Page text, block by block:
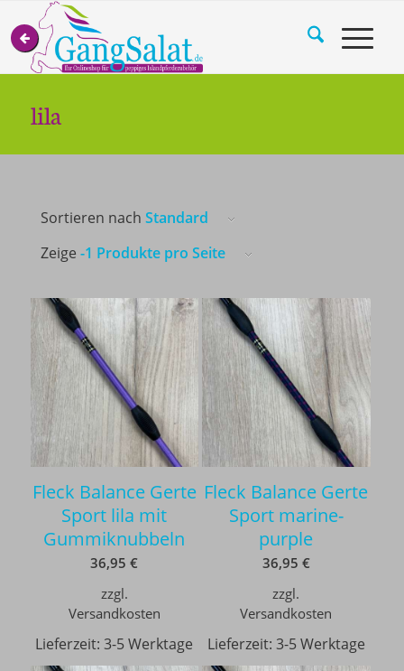
lila
Sortieren nach Standard
Zeige -1 Produkte pro Seite
Fleck Balance Gerte
Sport lila mit
Gummiknubbeln
36,95€
zzgl.
Versandkosten
Lieferzeit:3-5 Werktage
Fleck Balance Gerte
Sport marine-
purple
36,95 €
zzgl.
Versandkosten
Lieferzeit: 3-5 Werktage